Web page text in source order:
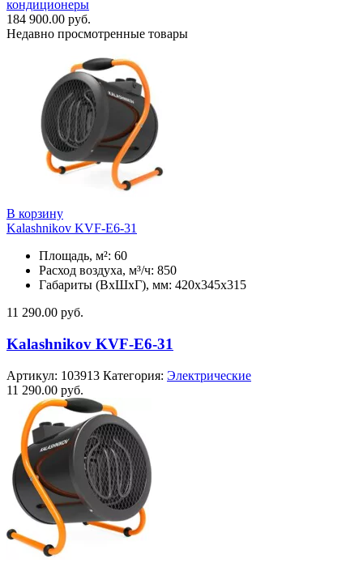
кондиционеры
184 900.00 руб.
Недавно просмотренные товары
В корзину
Kalashnikov KVF-E6-31
Площадь, м²: 60
Расход воздуха, м³/ч: 850
Габариты (ВхШхГ), мм: 420x345x315
11 290.00 руб.
Kalashnikov KVF-E6-31
Артикул: 103913 Категория: Электрические
11 290.00 руб.